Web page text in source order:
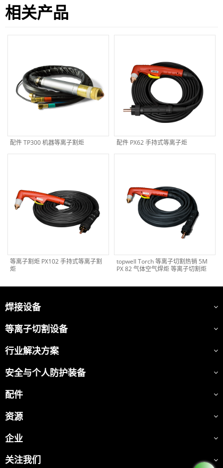
相关产品
配件 TP300 机器等离子割炬 配件 PX62 手持式等离子炬
等离子割炬 PX102 手持式等离子割
炬
topwell Torch 等离子切割热销 5M
PX 82 气体空气焊炬 等离子切割炬
焊接设备
等离子切割设备
行业解决方案
安全与个人防护装备
配件
资源
企业
关注我们